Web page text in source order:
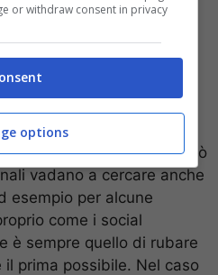
questo. In genere, può
vadano a cercare anche
esempio per alcune
come i social
è sempre quello di rubare
prima possibile. Nel caso
or withdraw consent in privacy
options